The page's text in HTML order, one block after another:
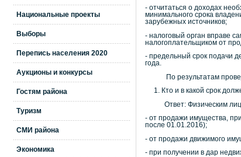
Национальные проекты
Выборы
Перепись населения 2020
Аукционы и конкурсы
Гостям района
Туризм
СМИ района
Экономика
- отчитаться о доходах
минимального срока
зарубежных источников;
- налоговый орган вправе
налогоплательщиком от
- предельный срок подачи
года.
По результатам
1. Кто и в какой срок
Ответ: Физическим лицам
- от продажи имущества,
после 01.01.2016);
- от продажи движимого
- при получении в дар